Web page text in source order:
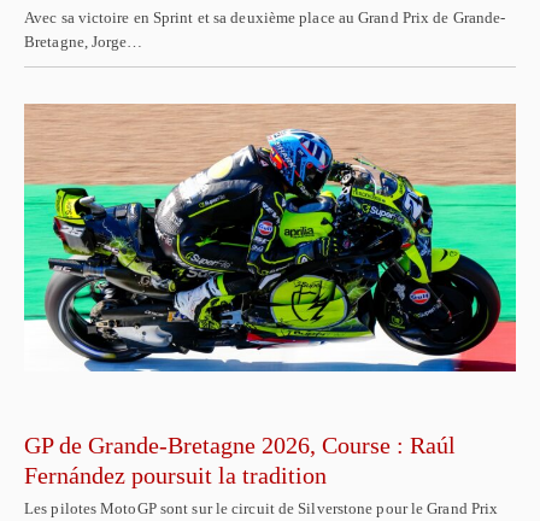
Avec sa victoire en Sprint et sa deuxième place au Grand Prix de Grande-
Bretagne, Jorge…
GP de Grande-Bretagne 2026, Course : Raúl
Fernández poursuit la tradition
Les pilotes MotoGP sont sur le circuit de Silverstone pour le Grand Prix